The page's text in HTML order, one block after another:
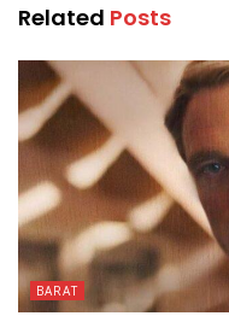
Related Posts
BARAT